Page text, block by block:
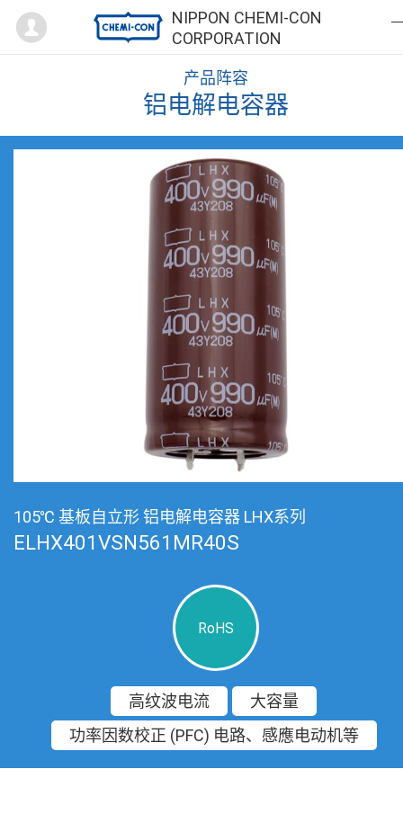
NIPPON CHEMI-CON
CORPORATION
Mypage
产品阵容
铝电解电容器
105℃ 基板自立形 铝电解电容器 LHX系列
ELHX401VSN561MR40S
RoHS
高纹波电流
大容量
功率因数校正 (PFC) 电路、感應电动机等